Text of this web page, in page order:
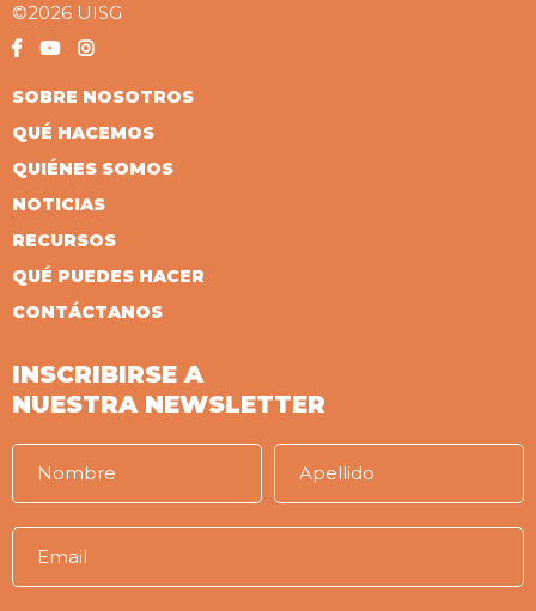
©2026 UISG
SOBRE NOSOTROS
QUÉ HACEMOS
QUIÉNES SOMOS
NOTICIAS
RECURSOS
QUÉ PUEDES HACER
CONTÁCTANOS
INSCRIBIRSE A
NUESTRA NEWSLETTER